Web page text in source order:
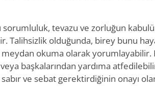
sorumluluk, tevazu ve zorluğun
Talihsizlik olduğunda, birey bunu
okuma olarak yorumlayabilir.
başkalarından yardıma
sabır ve sebat gerektirdiğinin onayı